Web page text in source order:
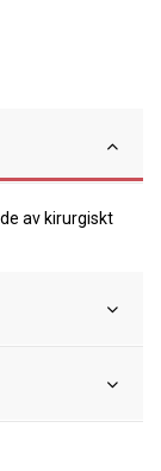
av kirurgiskt